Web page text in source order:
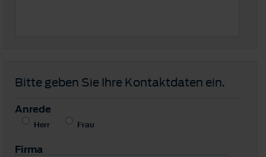
Bitte geben Sie Ihre Kontaktdaten ein.
Anrede
Herr Frau
Firma